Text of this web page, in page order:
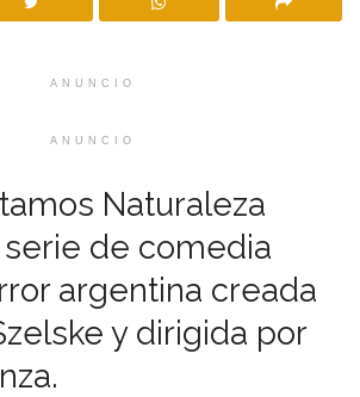
ANUNCIO
ANUNCIO
Naturaleza
de comedia
argentina creada
y dirigida por